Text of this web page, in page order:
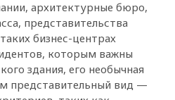
архитектурные бюро,
представительства
бизнес-центрах
которым важны
здания, его необычная
представительный вид —